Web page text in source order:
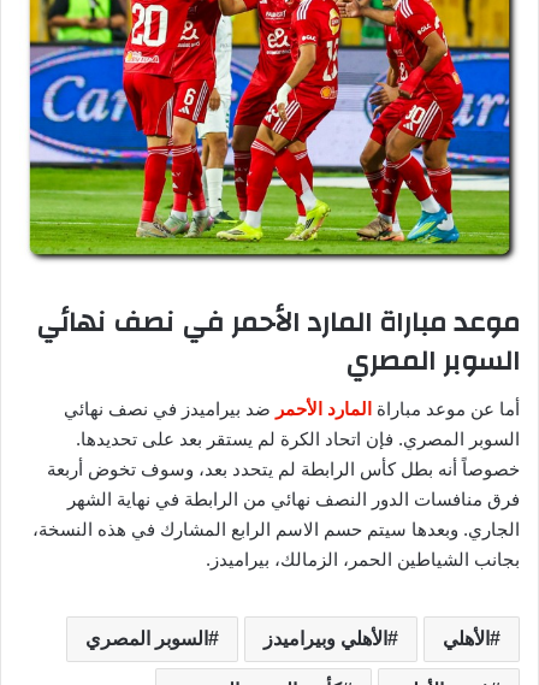
موعد مباراة المارد الأحمر في نصف نهائي
السوبر المصري
أما عن موعد مباراة المارد الأحمر ضد بيراميدز في نصف نهائي
السوبر المصري. فإن اتحاد الكرة لم يستقر بعد على تحديدها.
خصوصاً أنه بطل كأس الرابطة لم يتحدد بعد، وسوف تخوض أربعة
فرق منافسات الدور النصف نهائي من الرابطة في نهاية الشهر
الجاري. وبعدها سيتم حسم الاسم الرابع المشارك في هذه النسخة،
بجانب الشياطين الحمر، الزمالك، بيراميدز.
الأهلي الأهلي وبيراميدز السوبر المصري